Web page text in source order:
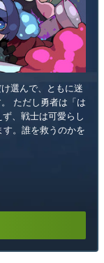
選んで、ともに迷
ただし勇者は「は
、戦士は可愛らし
。誰を救うのかを